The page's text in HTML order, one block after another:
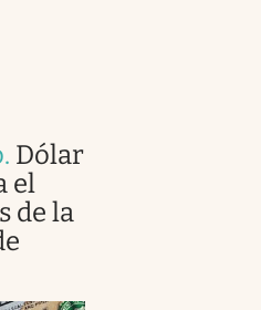
. Dólar
el
de la